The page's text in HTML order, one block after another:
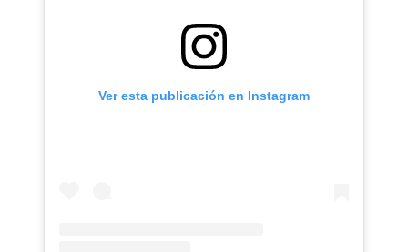
Ver esta publicación en Instagram